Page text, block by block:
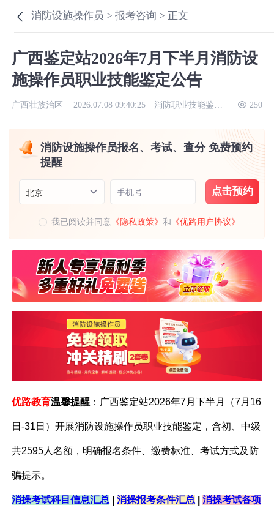
消防设施操作员 >报考咨询 > 正文
广西鉴定站2026年7月下半月消防设
施操作员职业技能鉴定公告
广西壮族治区 · 2026.07.08 09:40:25 250
消防设施操作员报名、考试、查分 免费预约
提醒
北京 手机号 点击预约
我已阅读并同意 《隐私政策》和 《优路用户协议》
优路教育温馨提醒 ：广西鉴定站2026年7月下半月（7月16
日-31日）开展消防设施操作员职业技能鉴定，含初、中级
共2595人名额，明确报名条件、缴费标准、考试方式及防
骗提示。
消操考试科目信息汇总 |消操报考条件汇总 |消操考试各项